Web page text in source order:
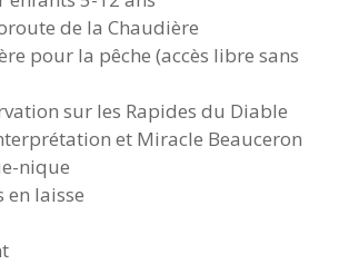
de la Chaudière
pour la pêche (accès libre sans
sur les Rapides du Diable
et Miracle Beauceron
nique
en laisse